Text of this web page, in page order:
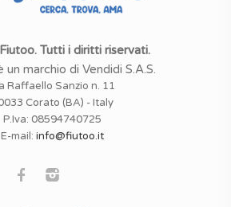
Tutti i diritti riservati.
un marchio di Vendidi S.A.S.
Raffaello Sanzio n. 11
Corato (BA) - Italy
P.Iva: 08594740725
E-mail: info@fiutoo.it